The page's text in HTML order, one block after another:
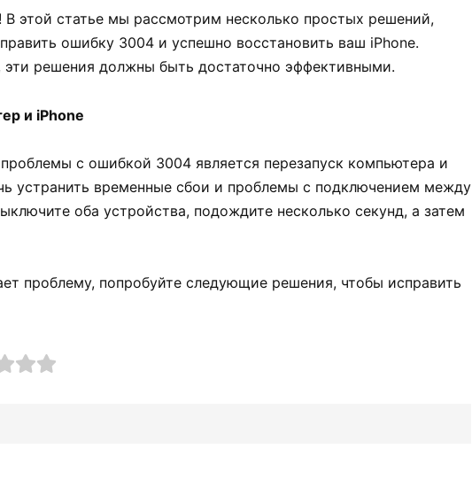
В этой статье мы рассмотрим несколько простых решений,
ошибку 3004 и успешно восстановить ваш iPhone.
решения должны быть достаточно эффективными.
и iPhone
с ошибкой 3004 является перезапуск компьютера и
устранить временные сбои и проблемы с подключением между
оба устройства, подождите несколько секунд, а затем
проблему, попробуйте следующие решения, чтобы исправить